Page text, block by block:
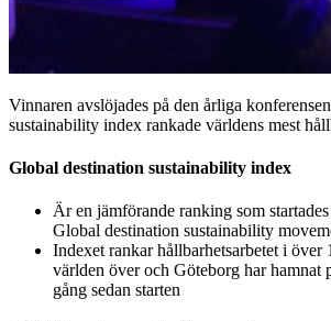
Vinnaren avslöjades på den årliga
sustainability index rankade världens mest
Global destination sustainability index
Är en jämförande ranking som
Global destination sustainability
Indexet rankar hållbarhetsarbetet i över
världen över och Göteborg har hamnat
gång sedan starten